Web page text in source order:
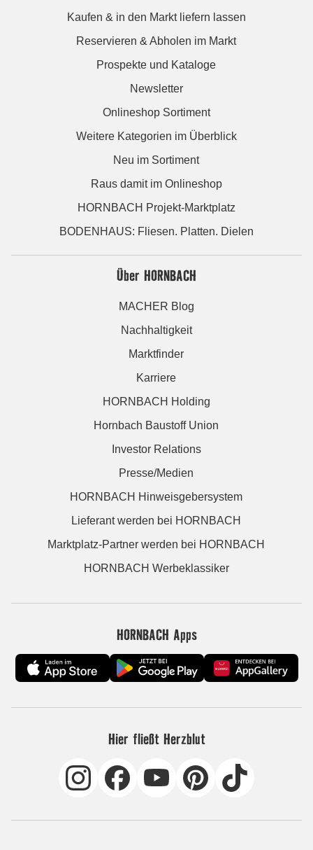
Kaufen & in den Markt liefern lassen
Reservieren & Abholen im Markt
Prospekte und Kataloge
Newsletter
Onlineshop Sortiment
Weitere Kategorien im Überblick
Neu im Sortiment
Raus damit im Onlineshop
HORNBACH Projekt-Marktplatz
BODENHAUS: Fliesen. Platten. Dielen
Über HORNBACH
MACHER Blog
Nachhaltigkeit
Marktfinder
Karriere
HORNBACH Holding
Hornbach Baustoff Union
Investor Relations
Presse/Medien
HORNBACH Hinweisgebersystem
Lieferant werden bei HORNBACH
Marktplatz-Partner werden bei HORNBACH
HORNBACH Werbeklassiker
HORNBACH Apps
Hier fließt Herzblut